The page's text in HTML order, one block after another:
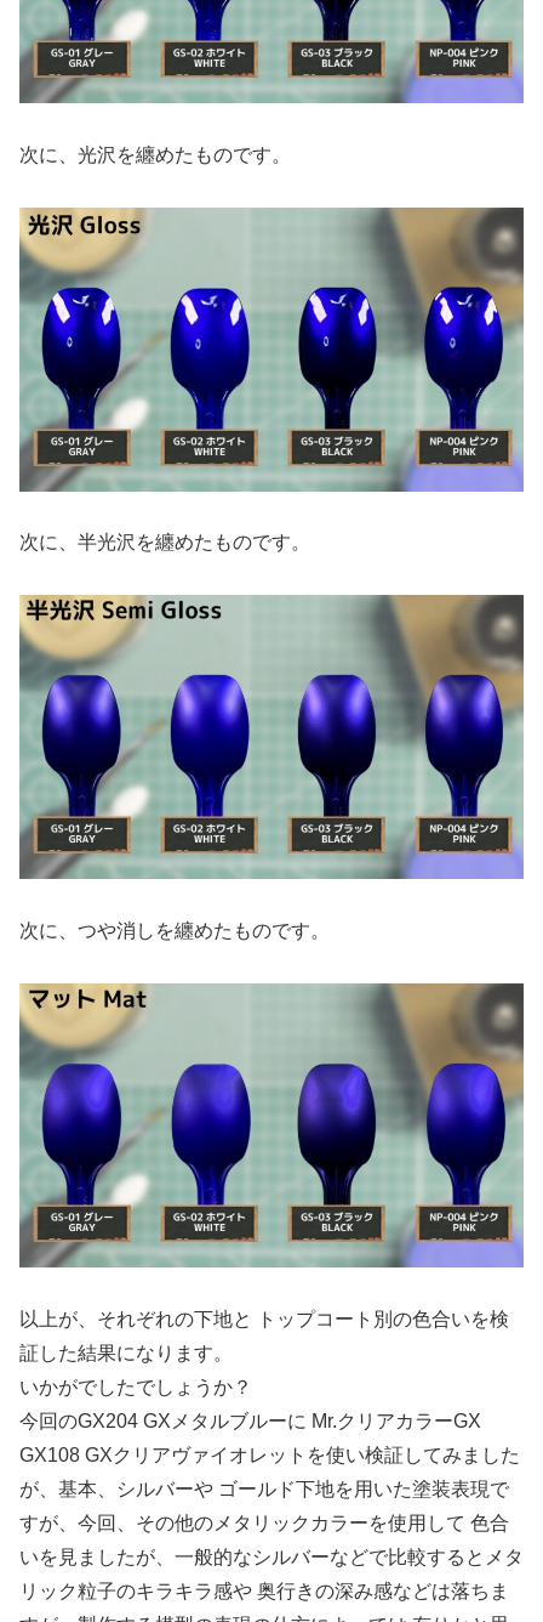
次に、光沢を纏めたものです。
次に、半光沢を纏めたものです。
次に、つや消しを纏めたものです。
以上が、それぞれの下地と トップコート別の色合いを検
証した結果になります。
いかがでしたでしょうか？
今回のGX204 GXメタルブルーに Mr.クリアカラーGX
GX108 GXクリアヴァイオレットを使い検証してみました
が、基本、シルバーや ゴールド下地を用いた塗装表現で
すが、今回、その他のメタリックカラーを使用して 色合
いを見ましたが、一般的なシルバーなどで比較するとメタ
リック粒子のキラキラ感や 奥行きの深み感などは落ちま